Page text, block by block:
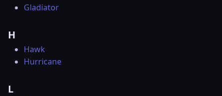
Gladiator
H
Hawk
Hurricane
L